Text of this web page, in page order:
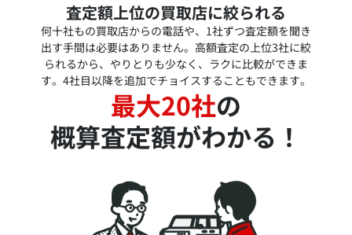
査定額上位の買取店に絞られる
何十社もの買取店からの電話や、1社ずつ査定額を聞き
出す手間は必要はありません。高額査定の上位3社に絞
られるから、やりとりも少なく、ラクに比較ができま
す。4社目以降を追加でチョイスすることもできます。
最大20社の
概算査定額がわかる！